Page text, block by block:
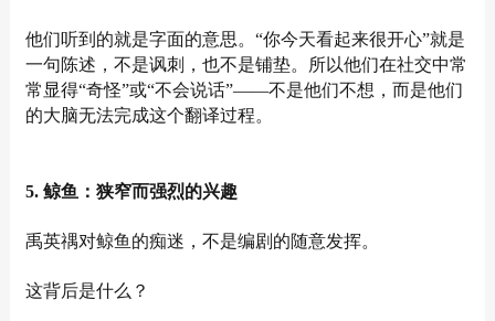
他们听到的就是字面的意思。“你今天看起来很开心”就是
一句陈述，不是讽刺，也不是铺垫。所以他们在社交中常
常显得“奇怪”或“不会说话”——不是他们不想，而是他们
的大脑无法完成这个翻译过程。
5. 鲸鱼：狭窄而强烈的兴趣
禹英禑对鲸鱼的痴迷，不是编剧的随意发挥。
这背后是什么？